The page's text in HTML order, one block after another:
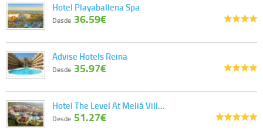
Hotel Playaballena Spa
Desde 36.59€
Advise Hotels Reina
Desde 35.97€
Hotel The Level At Meliá Vill…
Desde 51.27€